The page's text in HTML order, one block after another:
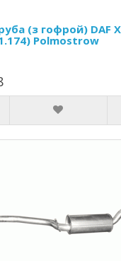
(з гофрой) DAF
Polmostrow